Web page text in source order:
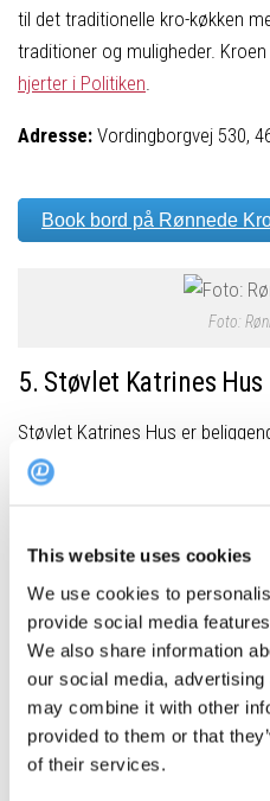
This website uses cookies
We use cookies to
provide social media
We also share information
our social media,
may combine it with other
provided to them or that
of their services.
til det traditionelle kro-køkken
traditioner og muligheder.
hjerter i Politiken
Adresse: Vordingborgvej 530,
Book bord på Rønnede
Foto:
5. Støvlet Katrines Hus
Støvlet Katrines Hus er
Støvlet Katrine blev forvist til,
Christian den syvendes
Katrines Hus serveres
anvende sæsonbestemte
inspiration fra hele verden.
Adresse:Slagelsevej 63, 4180
Book bord på Støvlet